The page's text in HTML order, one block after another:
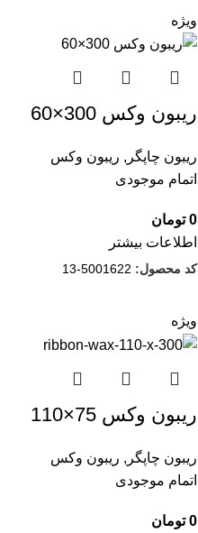
ویژه
ریبون وکس 300×60
ریبون چاپگر , ریبون وکس
اتمام موجودی
0 تومان
اطلاعات بیشتر
کد محصول: 5001622-13
ویژه
ریبون وکس 75×110
ریبون چاپگر , ریبون وکس
اتمام موجودی
0 تومان